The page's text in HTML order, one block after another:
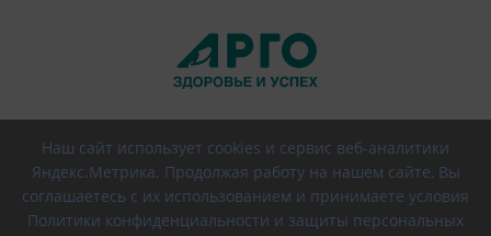
© 2026 РПО АРГО, Все права защищены
Наш сайт использует cookies и сервис веб-аналитики
Яндекс.Метрика. Продолжая работу на нашем сайте, Вы
соглашаетесь с их использованием и принимаете условия
Политики конфиденциальности и защиты персональных